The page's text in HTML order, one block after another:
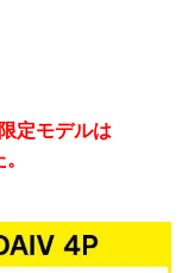
定モデルは